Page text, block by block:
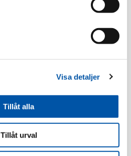
Visa detaljer
Tillåt alla
Tillåt urval
ABB skarvmuff eprl
50mm (m eankod)
Läs mer